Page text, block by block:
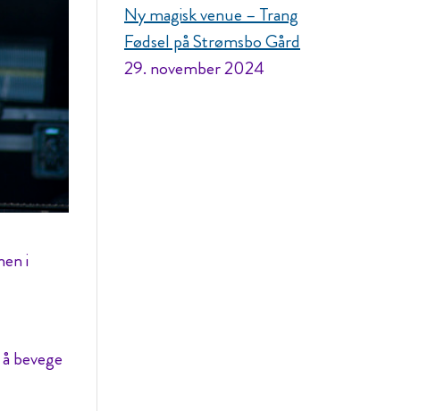
i
bevege
Ny magisk venue – Trang
Fødsel på Strømsbo Gård
29. november 2024